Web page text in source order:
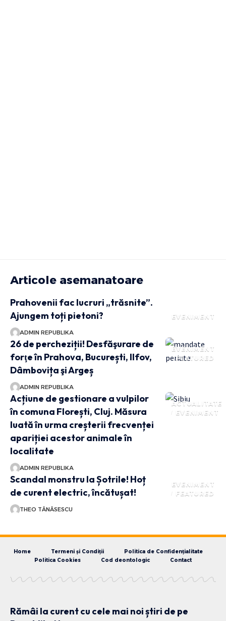
Articole asemanatoare
EVENIMENT
Prahovenii fac lucruri „trăsnite”.
Ajungem toți pietoni?
ADMIN REPUBLIKA
EVENIMENT
FEATURED
26 de percheziții! Desfăşurare de
forţe în Prahova, București, Ilfov,
Dâmbovița şi Argeș
ADMIN REPUBLIKA
ACTUALITATE
EVENIMENT
Acțiune de gestionare a vulpilor
în comuna Florești, Cluj. Măsura
luată în urma creșterii frecvenței
apariției acestor animale în
localitate
ADMIN REPUBLIKA
EVENIMENT
FEATURED
Scandal monstru la Șotrile! Hoț
de curent electric, încătușat!
THEO TĂNĂSESCU
Home Termeni și Condiții
Politica de Confidențialitate
Politica Cookies
Cod deontologic Contact
Rămâi la curent cu cele mai noi știri de pe